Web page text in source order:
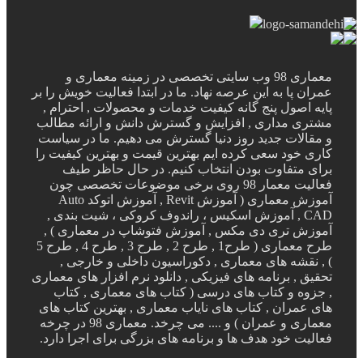
معماری 98 وب سایتی تخصصی در زمینه معماری و
عمران پا به این عرصه نهاد. ما در ابتدا فعالیت خویش را بر
پایه اصول پنج گانه کیفیت خدمات و محصولات , احترام ,
مشتری مداری , افزایش و گسترش دانش و ارائه مطالب
و مقالات جدید روز دنیا گسترش می دهیم. ما در سیاست
کاری خود سعی کرده ایم بهترین قیمت و بهترین کیفیت را
برای متفاوت بودن انتخاب کنیم. در حال حاظر طیف
فعالیت معمار 98 روی برخی موضوعات تخصصی چون
آموزش معماری ( آموزش Revit , آموزش اتوکد Auto
CAD , آموزش اسکیس ، راندوف کروکی ، شیت بندی ,
آموزش تری دی مکس , آموزش فتوشاپ در معماری ) ,
طرح معماری ( طرح1 , طرح 2 , طرح 3 , طرح 4 , طرح 5
) , نقشه های معماری , دکوراسیون داخلی و خارجی ,
تحقیق , برنامه های فیزیکی , دانلود نرم افزار های معماری
, جزوه و کتاب های درسی ( کتاب های معماری , کتاب
های عمران , کتاب های نایاب معماری , بهترین کتاب های
معماری و عمران ) و .... می چرخد. معماری 98 در چرخه
فعالیت خود هدف ها و برنامه های بزرگی برای اجرا دارد.